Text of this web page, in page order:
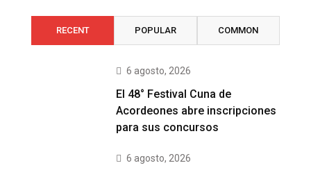
RECENT POPULAR COMMON
6 agosto, 2026
El 48° Festival Cuna de
Acordeones abre inscripciones
para sus concursos
6 agosto, 2026